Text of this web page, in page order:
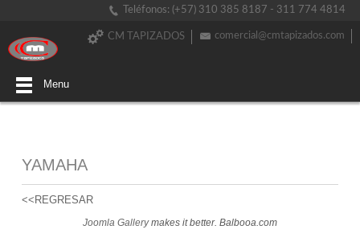
Teléfonos: (+57) 310 385 8187 - 311 774 4814
comercial@cmtapizados.com
CM TAPIZADOS
Menu
YAMAHA
<<REGRESAR
Joomla Gallerymakes it better. Balbooa.com